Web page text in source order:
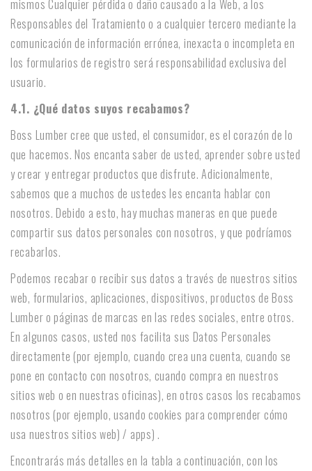
mismos Cualquier pérdida o daño causado a la Web, a los
Responsables del Tratamiento o a cualquier tercero mediante la
comunicación de información errónea, inexacta o incompleta en
los formularios de registro será responsabilidad exclusiva del
usuario.
4.1. ¿Qué datos suyos recabamos?
Boss Lumber cree que usted, el consumidor, es el corazón de lo
que hacemos. Nos encanta saber de usted, aprender sobre usted
y crear y entregar productos que disfrute. Adicionalmente,
sabemos que a muchos de ustedes les encanta hablar con
nosotros. Debido a esto, hay muchas maneras en que puede
compartir sus datos personales con nosotros, y que podríamos
recabarlos.
Podemos recabar o recibir sus datos a través de nuestros sitios
web, formularios, aplicaciones, dispositivos, productos de Boss
Lumber o páginas de marcas en las redes sociales, entre otros.
En algunos casos, usted nos facilita sus Datos Personales
directamente (por ejemplo, cuando crea una cuenta, cuando se
pone en contacto con nosotros, cuando compra en nuestros
sitios web o en nuestras oficinas), en otros casos los recabamos
nosotros (por ejemplo, usando cookies para comprender cómo
usa nuestros sitios web) / apps) .
Encontrarás más detalles en la tabla a continuación, con los